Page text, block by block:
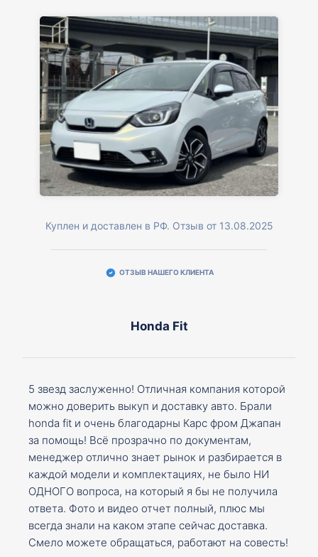
Куплен и доставлен в РФ. Отзыв от 13.08.2025
ОТЗЫВ НАШЕГО КЛИЕНТА
Honda Fit
5 звезд заслуженно! Отличная компания которой
можно доверить выкуп и доставку авто. Брали
honda fit и очень благодарны Карс фром Джапан
за помощь! Всё прозрачно по документам,
менеджер отлично знает рынок и разбирается в
каждой модели и комплектациях, не было НИ
ОДНОГО вопроса, на который я бы не получила
ответа. Фото и видео отчет полный, плюс мы
всегда знали на каком этапе сейчас доставка.
Смело можете обращаться, работают на совесть!